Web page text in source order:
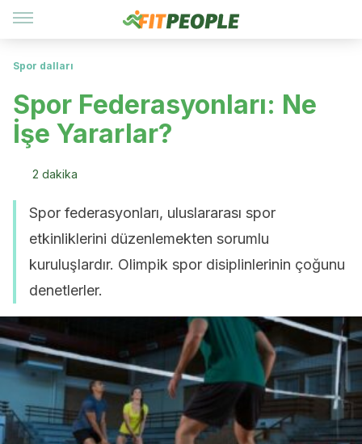
Spor dalları
Spor Federasyonları: Ne
İşe Yararlar?
2 dakika
Spor federasyonları, uluslararası spor
etkinliklerini düzenlemekten sorumlu
kuruluşlardır. Olimpik spor disiplinlerinin çoğunu
denetlerler.